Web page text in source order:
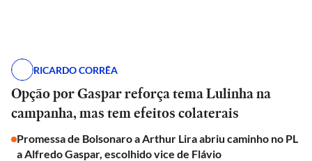
RICARDO CORRÊA
Opção por Gaspar reforça tema Lulinha na
campanha, mas tem efeitos colaterais
Promessa de Bolsonaro a Arthur Lira abriu caminho no PL
a Alfredo Gaspar, escolhido vice de Flávio